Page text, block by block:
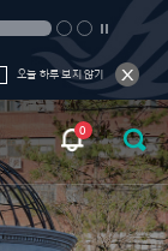
오늘 하루 보지 않기
0